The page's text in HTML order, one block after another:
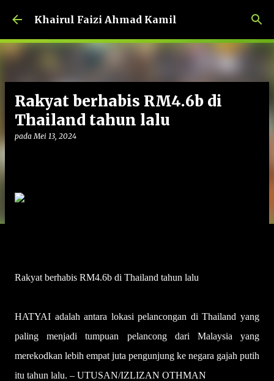
Langkau ke kandungan utama
Khairul Faizi Ahmad Kamil
Rakyat berhabis RM4.6b di
Thailand tahun lalu
padaMei 13, 2024
Rakyat berhabis RM4.6b di Thailand tahun lalu
HATYAI adalah antara lokasi pelancongan di Thailand yang
paling menjadi tumpuan pelancong dari Malaysia yang
merekodkan lebih empat juta pengunjung ke negara gajah putih
itu tahun lalu. – UTUSAN/IZLIZAN OTHMAN